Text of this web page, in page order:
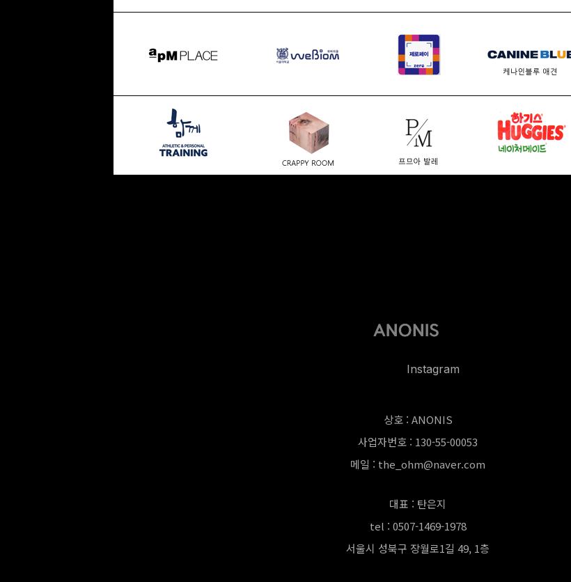
Instagram
상호 : ANONIS
사업자번호 : 130-55-00053
메일 : the_ohm@naver.com
대표 : 탄은지
tel : 0507-1469-1978
서울시 성북구 장월로1길 49, 1층